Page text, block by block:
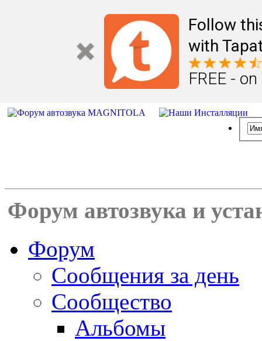
Follow
with
FREE -
Форум автозвука и
Форум
Сообщения за день
Сообщество
Альбомы